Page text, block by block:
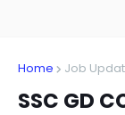
Home Job
SSC GD